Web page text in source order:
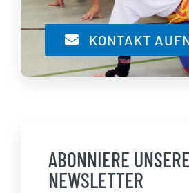
KONTAKT
ABONNIERE
NEWSLETTER